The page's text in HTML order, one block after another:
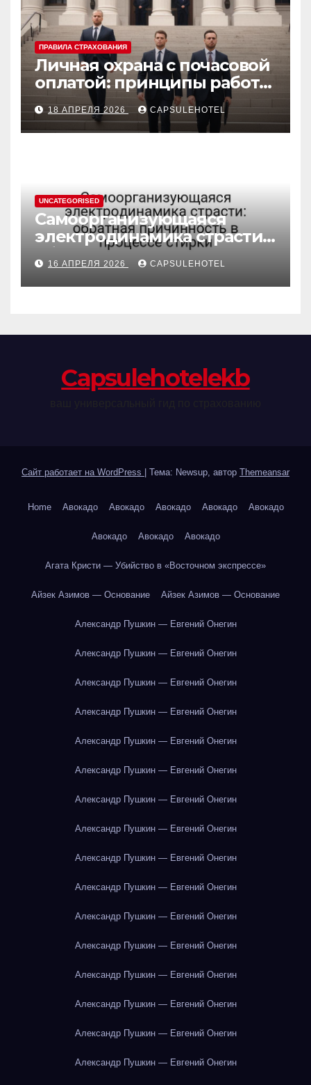
ПРАВИЛА СТРАХОВАНИЯ
Личная охрана с почасовой
оплатой: принципы работы
и правовые аспекты
18 АПРЕЛЯ 2026 CAPSULEHOTEL
UNCATEGORISED
Самоорганизующаяся
электродинамика страсти:
обратная причинность в
процессе стирки
16 АПРЕЛЯ 2026 CAPSULEHOTEL
Сapsulehotelekb
Сайт работает на WordPress Тема: Newsup, автор Themeansar
Home Авокадо Авокадо Авокадо Авокадо Авокадо
Авокадо Авокадо Авокадо
Агата Кристи — Убийство в «Восточном экспрессе»
Айзек Азимов — Основание Айзек Азимов — Основание
Александр Пушкин — Евгений Онегин
Александр Пушкин — Евгений Онегин
Александр Пушкин — Евгений Онегин
Александр Пушкин — Евгений Онегин
Александр Пушкин — Евгений Онегин
Александр Пушкин — Евгений Онегин
Александр Пушкин — Евгений Онегин
Александр Пушкин — Евгений Онегин
Александр Пушкин — Евгений Онегин
Александр Пушкин — Евгений Онегин
Александр Пушкин — Евгений Онегин
Александр Пушкин — Евгений Онегин
Александр Пушкин — Евгений Онегин
Александр Пушкин — Евгений Онегин
Александр Пушкин — Евгений Онегин
Александр Пушкин — Евгений Онегин